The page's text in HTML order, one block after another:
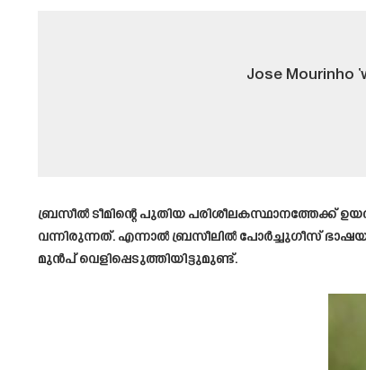
Jose Mourinho
ബ്രസീൽ ടീമിന്റെ പുതിയ പരിശീലകസ്ഥാനത്തേക്ക്
വന്നിരുന്നത്. എന്നാൽ ബ്രസീലിൽ പോർച്ചുഗീസ്
മുൻപ് വെളിപ്പെടുത്തിയിട്ടുമുണ്ട്.